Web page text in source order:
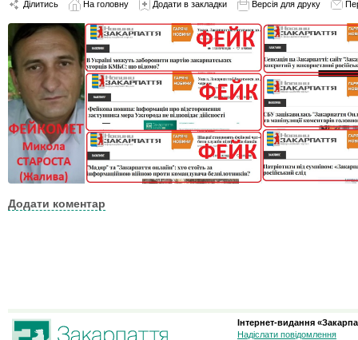
Ділитись На головну Додати в закладки Версія для друку
Додати коментар
Інтернет-видання
Надіслати повідомлення